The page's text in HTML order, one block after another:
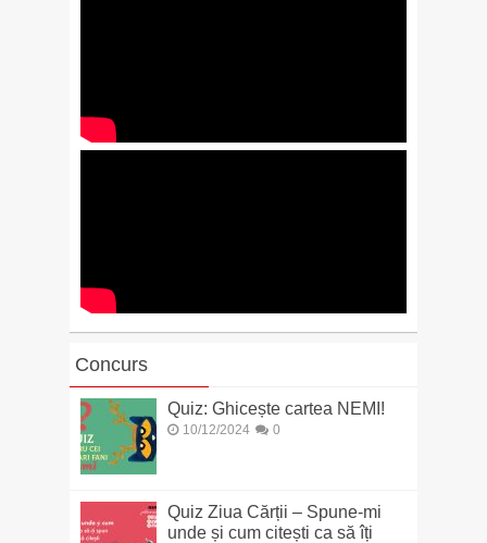
Concurs
Quiz: Ghicește cartea NEMI!
10/12/2024 0
Quiz Ziua Cărții – Spune-mi
unde și cum citești ca să îți